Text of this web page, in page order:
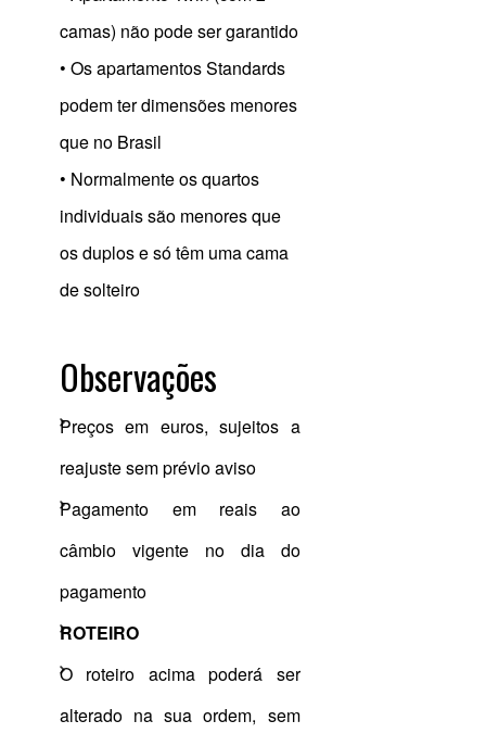
camas) não pode ser garantido
• Os apartamentos Standards
podem ter dimensões menores
que no Brasil
• Normalmente os quartos
individuais são menores que
os duplos e só têm uma cama
de solteiro
Observações
Preços em euros, sujeitos a
reajuste sem prévio aviso
Pagamento em reais ao
câmbio vigente no dia do
pagamento
ROTEIRO
O roteiro acima poderá ser
alterado na sua ordem, sem